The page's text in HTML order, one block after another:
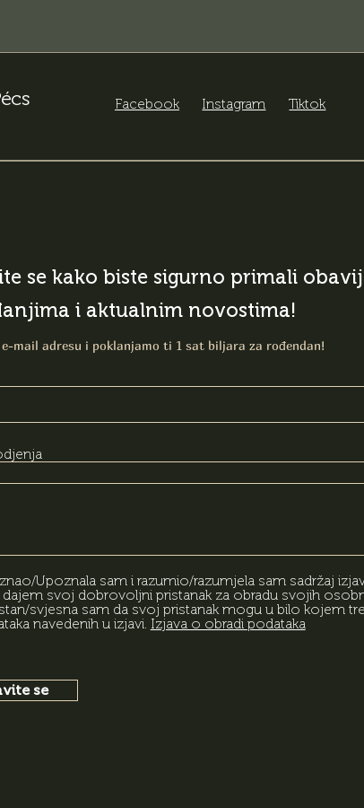
Facebook Instagram Tiktok
se kako biste sigurno primali
i aktualnim novostima!
mail adresu i poklanjamo ti 1 sat biljara za rođendan!
Upoznala sam i razumio/razumjela sam sadržaj
svoj dobrovoljni pristanak za obradu svojih
svjesna sam da svoj pristanak mogu u bilo kojem
navedenih u izjavi. Izjava o obradi podataka
se